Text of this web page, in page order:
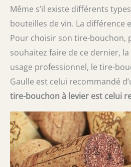
Même s’il existe différents
bouteilles de vin. La différence
Pour choisir son tire-bouchon,
souhaitez faire de ce dernier,
usage professionnel, le tire-
Gaulle est celui recommandé
tire-bouchon à levier est celui